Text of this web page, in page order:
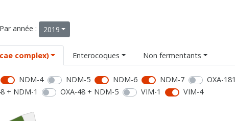
Par année : 2019
complex) Enterocoques Non fermentants
NDM-4 NDM-5 NDM-6 NDM-7 OXA-181
+ NDM-1 OXA-48 + NDM-5 VIM-1 VIM-4